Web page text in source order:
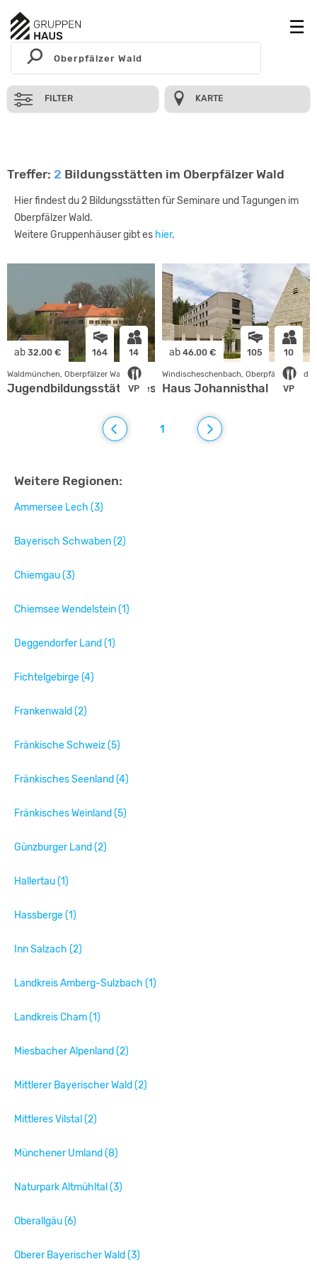
FILTER KARTE
Treffer: 2 Bildungsstätten im Oberpfälzer Wald
Hier findest du 2 Bildungsstätten für Seminare und Tagungen im
Oberpfälzer Wald.
Weitere Gruppenhäuser gibt es hier.
ab 32.00 € 164 14
VP
Waldmünchen, Oberpfälzer Wald
Jugendbildungsstätte des Bezirks Oberpfalz
ab 46.00 € 105 10
VP
Windischeschenbach, Oberpfälzer Wald
Haus Johannisthal
1
Weitere Regionen:
Ammersee Lech (3)
Bayerisch Schwaben (2)
Chiemgau (3)
Chiemsee Wendelstein (1)
Deggendorfer Land (1)
Fichtelgebirge (4)
Frankenwald (2)
Fränkische Schweiz (5)
Fränkisches Seenland (4)
Fränkisches Weinland (5)
Günzburger Land (2)
Hallertau (1)
Hassberge (1)
Inn Salzach (2)
Landkreis Amberg-Sulzbach (1)
Landkreis Cham (1)
Miesbacher Alpenland (2)
Mittlerer Bayerischer Wald (2)
Mittleres Vilstal (2)
Münchener Umland (8)
Naturpark Altmühltal (3)
Oberallgäu (6)
Oberer Bayerischer Wald (3)